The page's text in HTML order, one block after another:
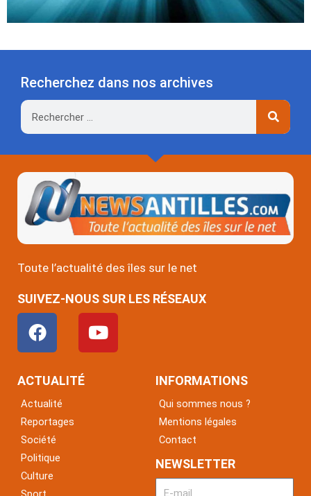
Recherchez dans nos archives
Rechercher
Toute l’actualité des îles sur le net
SUIVEZ-NOUS SUR LES RÉSEAUX
F
a
c
e
o
o
k
Y
o
u
ACTUALITÉ
Actualité
Reportages
Société
Politique
Culture
INFORMATIONS
Qui sommes nous ?
Mentions légales
Contact
NEWSLETTER